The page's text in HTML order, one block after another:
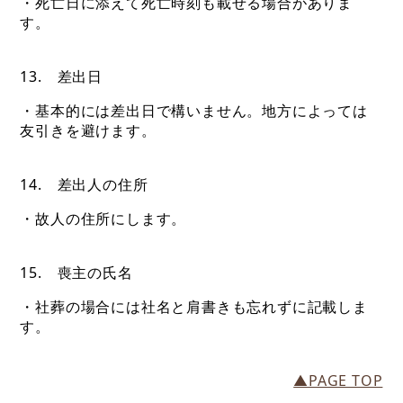
す。
13. 差出日
・基本的には差出日で構いません。地方によっては
友引きを避けます。
14. 差出人の住所
・故人の住所にします。
15. 喪主の氏名
・社葬の場合には社名と肩書きも忘れずに記載しま
す。
▲PAGE TOP